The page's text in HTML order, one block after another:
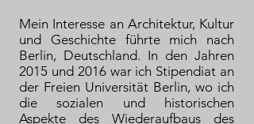
Mein Interesse an Architektur, Kultur
und Geschichte führte mich nach
Berlin, Deutschland. In den Jahren
2015 und 2016 war ich Stipendiat an
der Freien Universität Berlin, wo ich
die sozialen und historischen
Aspekte des Wiederaufbaus des